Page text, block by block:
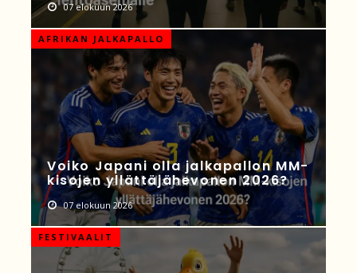
07 elokuun 2026
AFRIKAN JALKAPALLO
Voiko Japani olla jalkapallon MM-
kisojen yllättäjähevonen 2026?
07 elokuun 2026
FESTIVAALIT